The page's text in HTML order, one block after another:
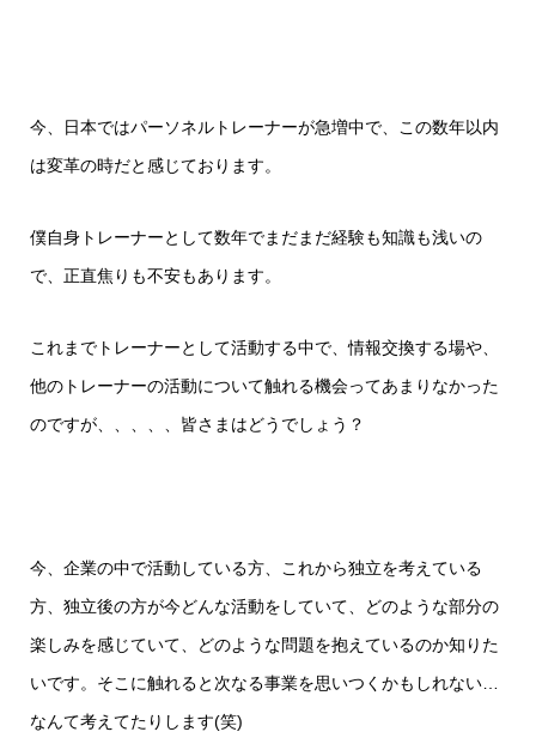
今、日本ではパーソネルトレーナーが急増中で、この数年以内
は変革の時だと感じております。
僕自身トレーナーとして数年でまだまだ経験も知識も浅いの
で、正直焦りも不安もあります。
これまでトレーナーとして活動する中で、情報交換する場や、
他のトレーナーの活動について触れる機会ってあまりなかった
のですが、、、、、皆さまはどうでしょう？
今、企業の中で活動している方、これから独立を考えている
方、独立後の方が今どんな活動をしていて、どのような部分の
楽しみを感じていて、どのような問題を抱えているのか知りた
いです。そこに触れると次なる事業を思いつくかもしれない…
なんて考えてたりします(笑)